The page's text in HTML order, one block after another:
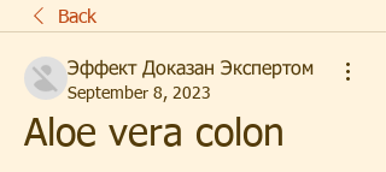
Back
Эффект Доказан Экспертом
September 8, 2023
Aloe vera colon